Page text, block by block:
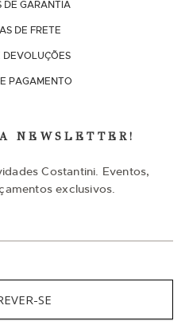
DE GARANTIA
DE FRETE
DEVOLUÇÕES
PAGAMENTO
NEWSLETTER!
Costantini. Eventos,
exclusivos.
SE